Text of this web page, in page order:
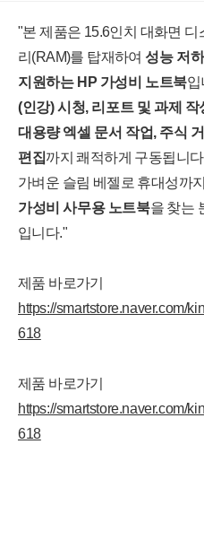
"본 제품은 15.6인치 대화면
리(RAM)를 탑재하여 성능 저
지원하는 HP 가성비 노트북
(인강) 시청, 리포트 및 과제 작
대용량 엑셀 문서 작업, 주식
편집까지 쾌적하게 구동됩니
가벼운 슬림 베젤로 휴대성까
가성비 사무용 노트북을 찾는
입니다."
제품 바로가기
https://smartstore.naver.com/
618
제품 바로가기
https://smartstore.naver.com/
618